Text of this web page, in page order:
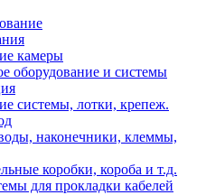
камеры
оборудование и системы
системы, лотки, крепеж.
наконечники, клеммы,
коробки, короба и т.д.
для прокладки кабелей